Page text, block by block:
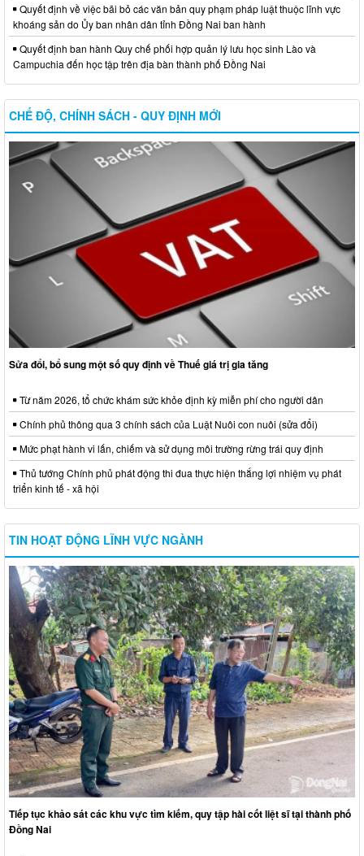
Quyết định về việc bãi bỏ các văn bản quy phạm pháp luật thuộc lĩnh vực
khoáng sản do Ủy ban nhân dân tỉnh Đồng Nai ban hành
Quyết định ban hành Quy chế phối hợp quản lý lưu học sinh Lào và
Campuchia đến học tập trên địa bàn thành phố Đồng Nai
CHẾ ĐỘ, CHÍNH SÁCH - QUY ĐỊNH MỚI
Sửa đổi, bổ sung một số quy định về Thuế giá trị gia tăng
Từ năm 2026, tổ chức khám sức khỏe định kỳ miễn phí cho người dân
Chính phủ thông qua 3 chính sách của Luật Nuôi con nuôi (sửa đổi)
Mức phạt hành vi lấn, chiếm và sử dụng môi trường rừng trái quy định
Thủ tướng Chính phủ phát động thi đua thực hiện thắng lợi nhiệm vụ phát
triển kinh tế - xã hội
TIN HOẠT ĐỘNG LĨNH VỰC NGÀNH
Tiếp tục khảo sát các khu vực tìm kiếm, quy tập hài cốt liệt sĩ tại thành phố
Đồng Nai